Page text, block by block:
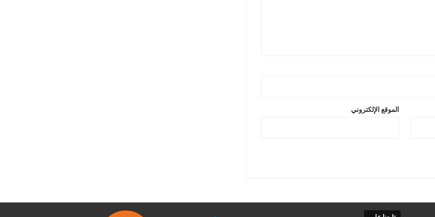
الموقع الإلكتروني